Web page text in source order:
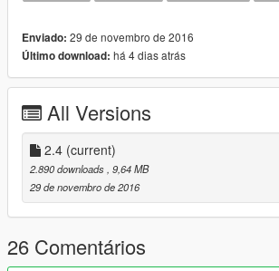
Enviado: 29 de novembro de 2016
Último download: há 4 dias atrás
All Versions
2.4 (current)
2.890 downloads, 9,64 MB
29 de novembro de 2016
26 Comentários